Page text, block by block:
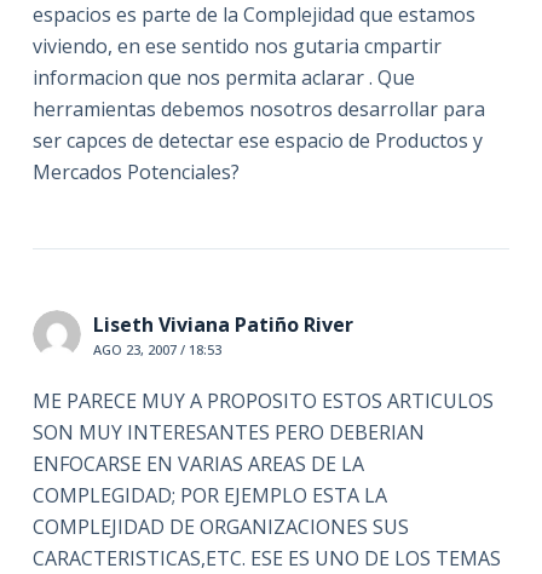
espacios es parte de la Complejidad que estamos
viviendo, en ese sentido nos gutaria cmpartir
informacion que nos permita aclarar . Que
herramientas debemos nosotros desarrollar para
ser capces de detectar ese espacio de Productos y
Mercados Potenciales?
Liseth Viviana Patiño River
AGO 23, 2007 / 18:53
ME PARECE MUY A PROPOSITO ESTOS ARTICULOS
SON MUY INTERESANTES PERO DEBERIAN
ENFOCARSE EN VARIAS AREAS DE LA
COMPLEGIDAD; POR EJEMPLO ESTA LA
COMPLEJIDAD DE ORGANIZACIONES SUS
CARACTERISTICAS,ETC. ESE ES UNO DE LOS TEMAS